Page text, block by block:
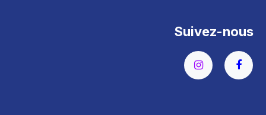
Suivez-nous